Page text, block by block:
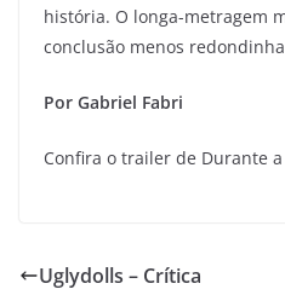
história. O longa-metragem
conclusão menos
Por Gabriel Fabri
Confira o trailer de Durante
Uglydolls – Crítica